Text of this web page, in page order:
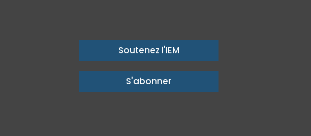
Soutenez l'IEM
S'abonner